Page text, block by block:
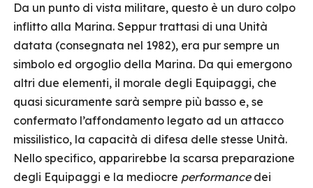
Da un punto di vista militare, questo è un duro colpo
inflitto alla Marina. Seppur trattasi di una Unità
datata (consegnata nel 1982), era pur sempre un
simbolo ed orgoglio della Marina. Da qui emergono
altri due elementi, il morale degli Equipaggi, che
quasi sicuramente sarà sempre più basso e, se
confermato l’affondamento legato ad un attacco
missilistico, la capacità di difesa delle stesse Unità.
Nello specifico, apparirebbe la scarsa preparazione
degli Equipaggi e la mediocre performancedei